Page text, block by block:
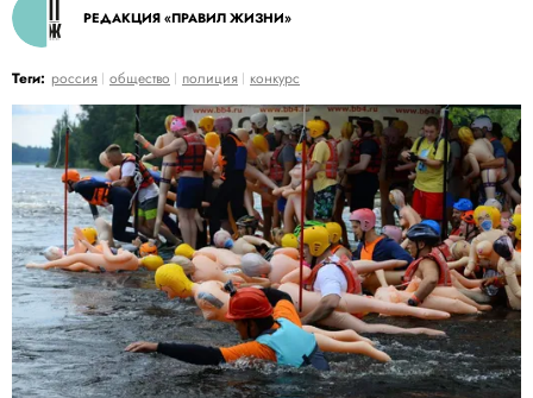
РЕДАКЦИЯ «ПРАВИЛ ЖИЗНИ»
Теги: россия общество полиция конкурс